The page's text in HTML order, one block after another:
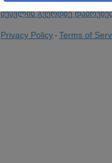
შესვლის გვერდზე
Privacy Policy - Terms of